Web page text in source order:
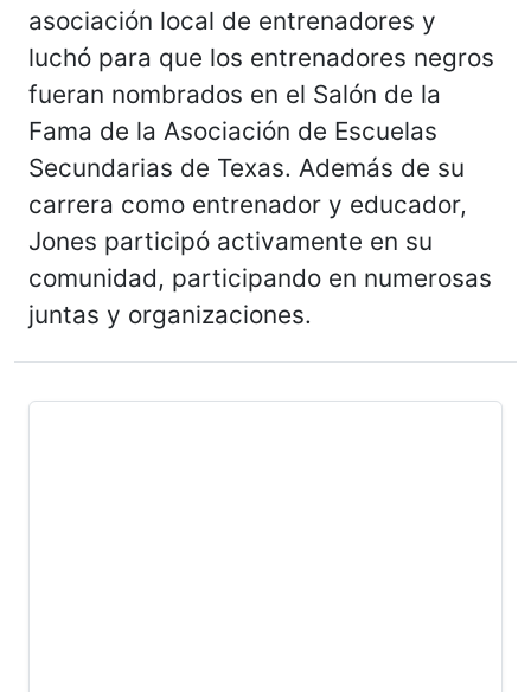
asociación local de entrenadores y
luchó para que los entrenadores negros
fueran nombrados en el Salón de la
Fama de la Asociación de Escuelas
Secundarias de Texas. Además de su
carrera como entrenador y educador,
Jones participó activamente en su
comunidad, participando en numerosas
juntas y organizaciones.